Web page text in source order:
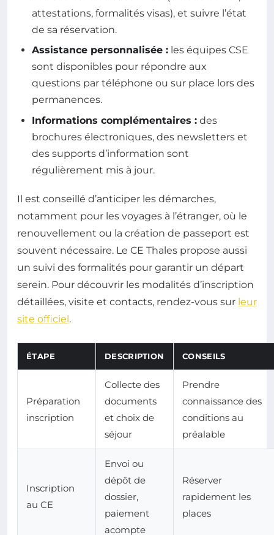
attestations, formalités visas), et suivre l’état
de sa réservation.
Assistance personnalisée : les équipes CSE
sont disponibles pour répondre aux
questions par téléphone ou sur place lors des
permanences.
Informations complémentaires : des
brochures électroniques, des newsletters et
des supports d’information sont
régulièrement mis à jour.
Il est conseillé d’anticiper les démarches,
notamment pour les voyages à l’étranger, où le
renouvellement ou la création de passeport est
souvent nécessaire. Le CE Thales propose aussi
un suivi des formalités pour garantir un départ
serein. Pour découvrir les modalités d’inscription
détaillées, visite et contacts, rendez-vous sur leur
site officiel.
ÉTAPE DESCRIPTION CONSEILS
Préparation
inscription
Collecte des
documents
et choix de
séjour
Prendre
connaissance des
conditions au
préalable
Inscription
au CE
Envoi ou
dépôt de
dossier,
paiement
acompte
Réserver
rapidement les
places